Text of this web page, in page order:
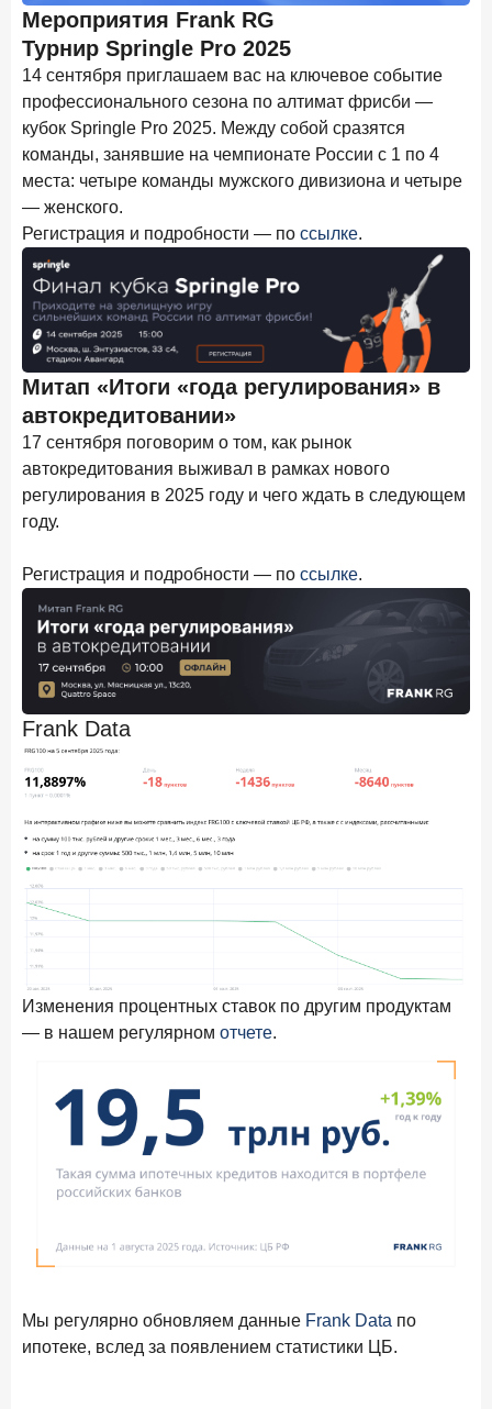
Мероприятия Frank RG
Турнир Springle Pro 2025
14 сентября приглашаем вас на ключевое событие
профессионального сезона по алтимат фрисби —
кубок Springle Pro 2025. Между собой сразятся
команды, занявшие на чемпионате России с 1 по 4
места: четыре команды мужского дивизиона и четыре
— женского.
Регистрация и подробности — по ссылке.
Митап «Итоги «года регулирования» в
автокредитовании»
17 сентября поговорим о том, как рынок
автокредитования выживал в рамках нового
регулирования в 2025 году и чего ждать в следующем
году.
Регистрация и подробности — по ссылке.
Frank Data
Изменения процентных ставок по другим продуктам
— в нашем регулярном отчете.
Мы регулярно обновляем данные Frank Data по
ипотеке, вслед за появлением статистики ЦБ.